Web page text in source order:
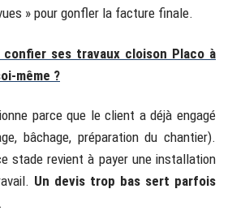
» pour gonfler la facture finale.
confier ses travaux cloison Placo à
même ?
parce que le client a déjà engagé
bâchage, préparation du chantier).
stade revient à payer une installation
Un devis trop bas sert parfois
.